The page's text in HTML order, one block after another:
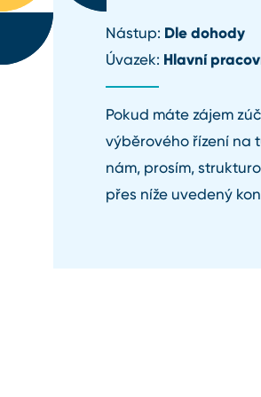
Nástup: Dle dohody
Úvazek: Hlavní
Pokud máte zájem
výběrového řízení na
nám, prosím,
přes níže uvedený